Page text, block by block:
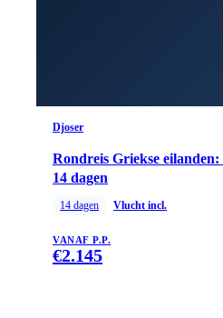
Djoser
Rondreis Griekse
14 dagen
14 dagen Vlucht incl.
VANAF P.P.
€2.145